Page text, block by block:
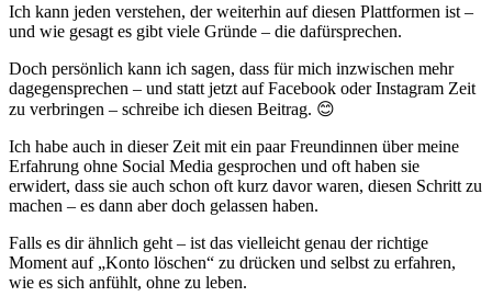
Ich kann jeden verstehen, der weiterhin auf diesen Plattformen ist –
und wie gesagt es gibt viele Gründe – die dafürsprechen.
Doch persönlich kann ich sagen, dass für mich inzwischen mehr
dagegensprechen – und statt jetzt auf Facebook oder Instagram Zeit
zu verbringen – schreibe ich diesen Beitrag. 😊
Ich habe auch in dieser Zeit mit ein paar Freundinnen über meine
Erfahrung ohne Social Media gesprochen und oft haben sie
erwidert, dass sie auch schon oft kurz davor waren, diesen Schritt zu
machen – es dann aber doch gelassen haben.
Falls es dir ähnlich geht – ist das vielleicht genau der richtige
Moment auf „Konto löschen“ zu drücken und selbst zu erfahren,
wie es sich anfühlt, ohne zu leben.